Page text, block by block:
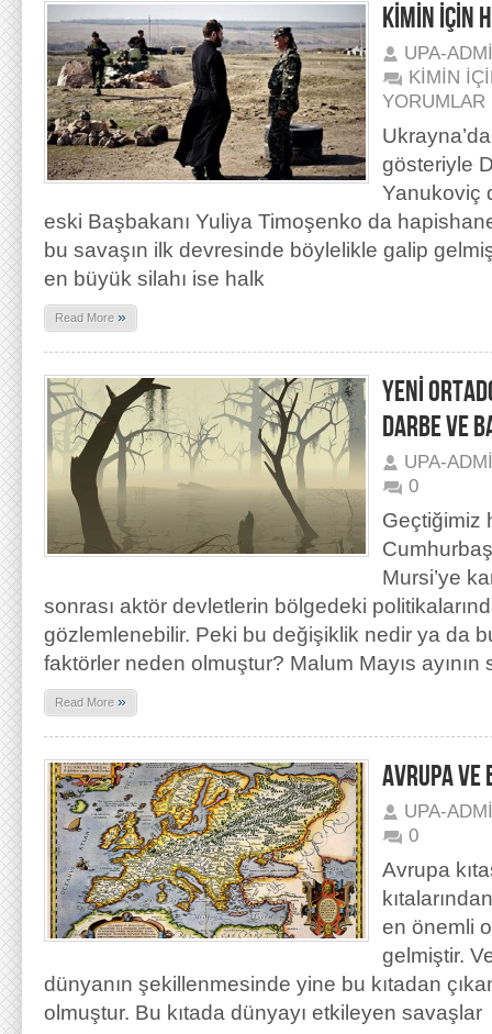
KİMİN İÇİN
UPA-
KİMİN
YORUMLAR
gösteriyle
Yanukoviç
eski Başbakanı Yuliya Timoşenko da
bu savaşın ilk devresinde böylelikle galip
en büyük silahı ise halk
Read More »
YENİ
DARBE VE
UPA-
0
Geçtiğimiz
Mursi’ye
sonrası aktör devletlerin bölgedeki
gözlemlenebilir. Peki bu değişiklik nedir ya da
faktörler neden olmuştur? Malum Mayıs ayının
Read More »
AVRUPA VE
UPA-
0
Avrupa
en önemli
gelmiştir.
dünyanın şekillenmesinde yine bu kıtadan
olmuştur. Bu kıtada dünyayı etkileyen savaşlar